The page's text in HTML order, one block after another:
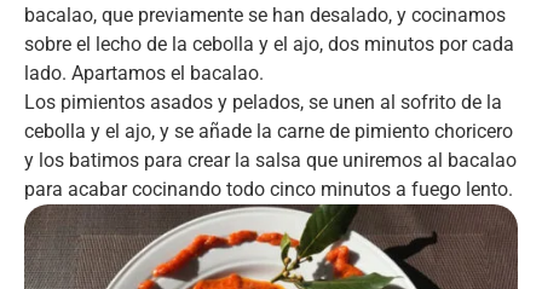
bacalao, que previamente se han desalado, y cocinamos
sobre el lecho de la cebolla y el ajo, dos minutos por cada
lado. Apartamos el bacalao.
Los pimientos asados y pelados, se unen al sofrito de la
cebolla y el ajo, y se añade la carne de pimiento choricero
y los batimos para crear la salsa que uniremos al bacalao
para acabar cocinando todo cinco minutos a fuego lento.